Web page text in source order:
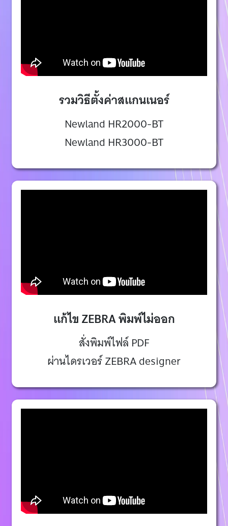
รวมวิธีตั้งค่าสแกนเนอร์
Newland HR2000-BT
Newland HR3000-BT
แก้ไข ZEBRA พิมพ์ไม่ออก
สั่งพิมพ์ไฟล์ PDF
ผ่านไดรเวอร์ ZEBRA designer